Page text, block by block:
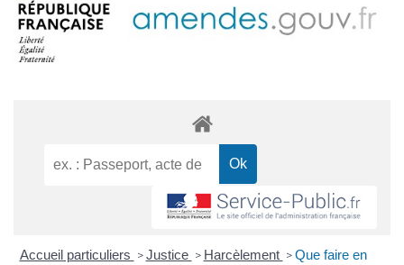
Accueil particuliers > Justice > Harcèlement > Que faire en